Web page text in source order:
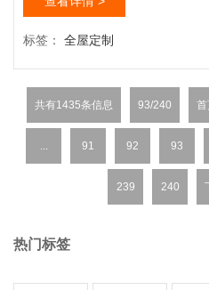
楼壁柜的设计因素吗？下面小编
的设计显得尤为重要，下面从阁
用、推拉门的设计等角度介绍
楼壁柜设...
标签： 全屋定制
共有1435条信息 93/240
... 91 92 93
239 240
热门标签